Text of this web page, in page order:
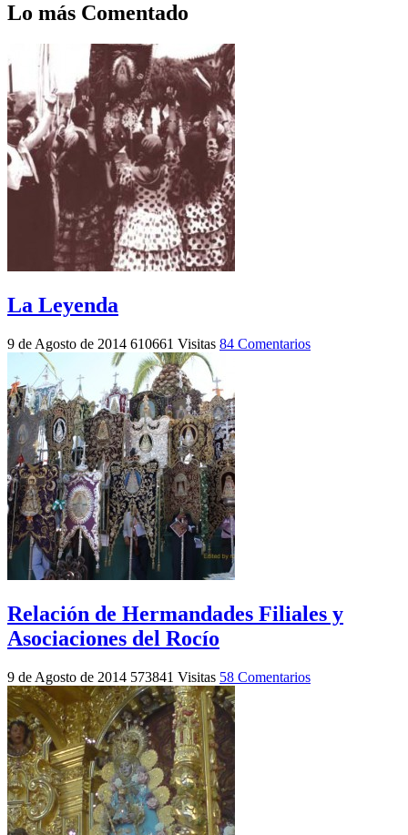
Lo más Comentado
La Leyenda
9 de Agosto de 2014 610661 Visitas 84 Comentarios
Relación de Hermandades Filiales y
Asociaciones del Rocío
9 de Agosto de 2014 573841 Visitas 58 Comentarios